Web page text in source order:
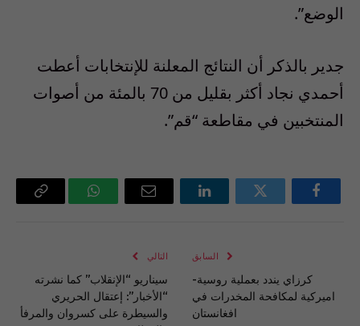
الوضع”.
جدير بالذكر أن النتائج المعلنة للإنتخابات أعطت
أحمدي نجاد أكثر بقليل من 70 بالمئة من أصوات
المنتخبين في مقاطعة “قم”.
فيسبوك تويتر لينكدإن
البريد
واتساب Copy
السابق
كرزاي يندد بعملية روسية-
اميركية لمكافحة المخدرات في
افغانستان
التالي
سيناريو “الإنقلاب” كما نشرته
“الأخبار”: إعتقال الحريري
والسيطرة على كسروان والمرفأ